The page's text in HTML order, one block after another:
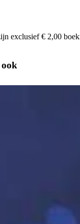
exclusief € 2,00
ook